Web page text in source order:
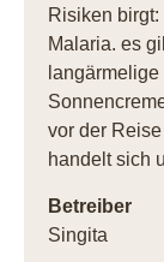
Risiken
Malaria. es
vor der
handelt sich
Betreiber
Singita